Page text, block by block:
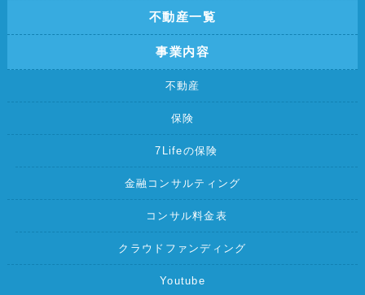
不動産一覧
事業内容
不動産
保険
7Lifeの保険
金融コンサルティング
コンサル料金表
クラウドファンディング
Youtube